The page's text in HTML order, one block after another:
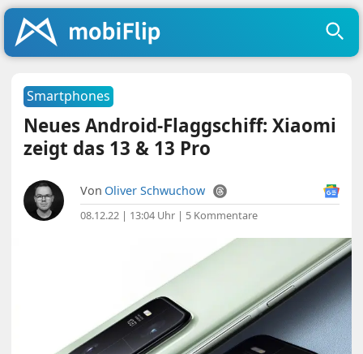
Smartphones
Neues Android-Flaggschiff: Xiaomi
zeigt das 13 & 13 Pro
Von Oliver Schwuchow
08.12.22 | 13:04 Uhr | 5 Kommentare